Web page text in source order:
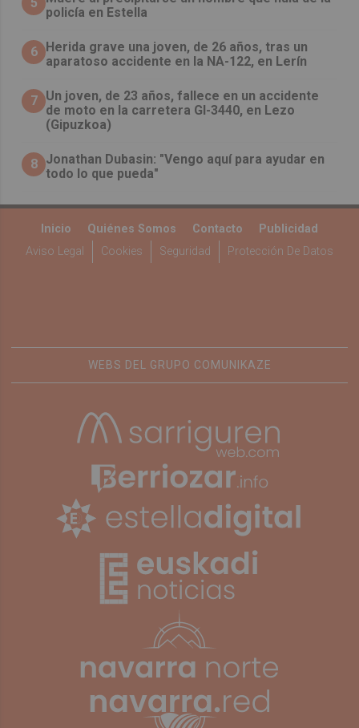
policía en Estella
6 Herida grave una joven, de 26 años, tras un
aparatoso accidente en la NA-122, en Lerín
7 Un joven, de 23 años, fallece en un accidente
de moto en la carretera GI-3440, en Lezo
(Gipuzkoa)
8 Jonathan Dubasin: "Vengo aquí para ayudar en
todo lo que pueda"
Inicio Quiénes Somos Contacto
Publicidad
Aviso Legal
Cookies Seguridad Protección De Datos
WEBS DEL GRUPO COMUNIKAZE